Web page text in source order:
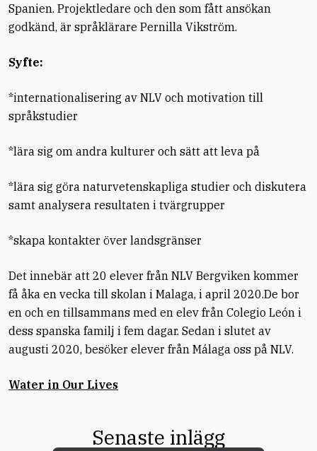
Spanien. Projektledare och den som fått ansökan
godkänd, är språklärare Pernilla Vikström.
Syfte:
*internationalisering av NLV och motivation till
språkstudier
*lära sig om andra kulturer och sätt att leva på
*lära sig göra naturvetenskapliga studier och diskutera
samt analysera resultaten i tvärgrupper
*skapa kontakter över landsgränser
Det innebär att 20 elever från NLV Bergviken kommer
få åka en vecka till skolan i Malaga, i april 2020.De bor
en och en tillsammans med en elev från Colegio León i
dess spanska familj i fem dagar. Sedan i slutet av
augusti 2020, besöker elever från Málaga oss på NLV.
Water in Our Lives
Senaste inlägg